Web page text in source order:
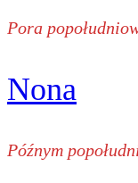
Pora
Nona
Późnym